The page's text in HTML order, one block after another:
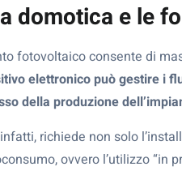
domotica e le
fotovoltaico consente di
elettronico può gestire i
della produzione
richiede non solo
ovvero l’utilizzo “in